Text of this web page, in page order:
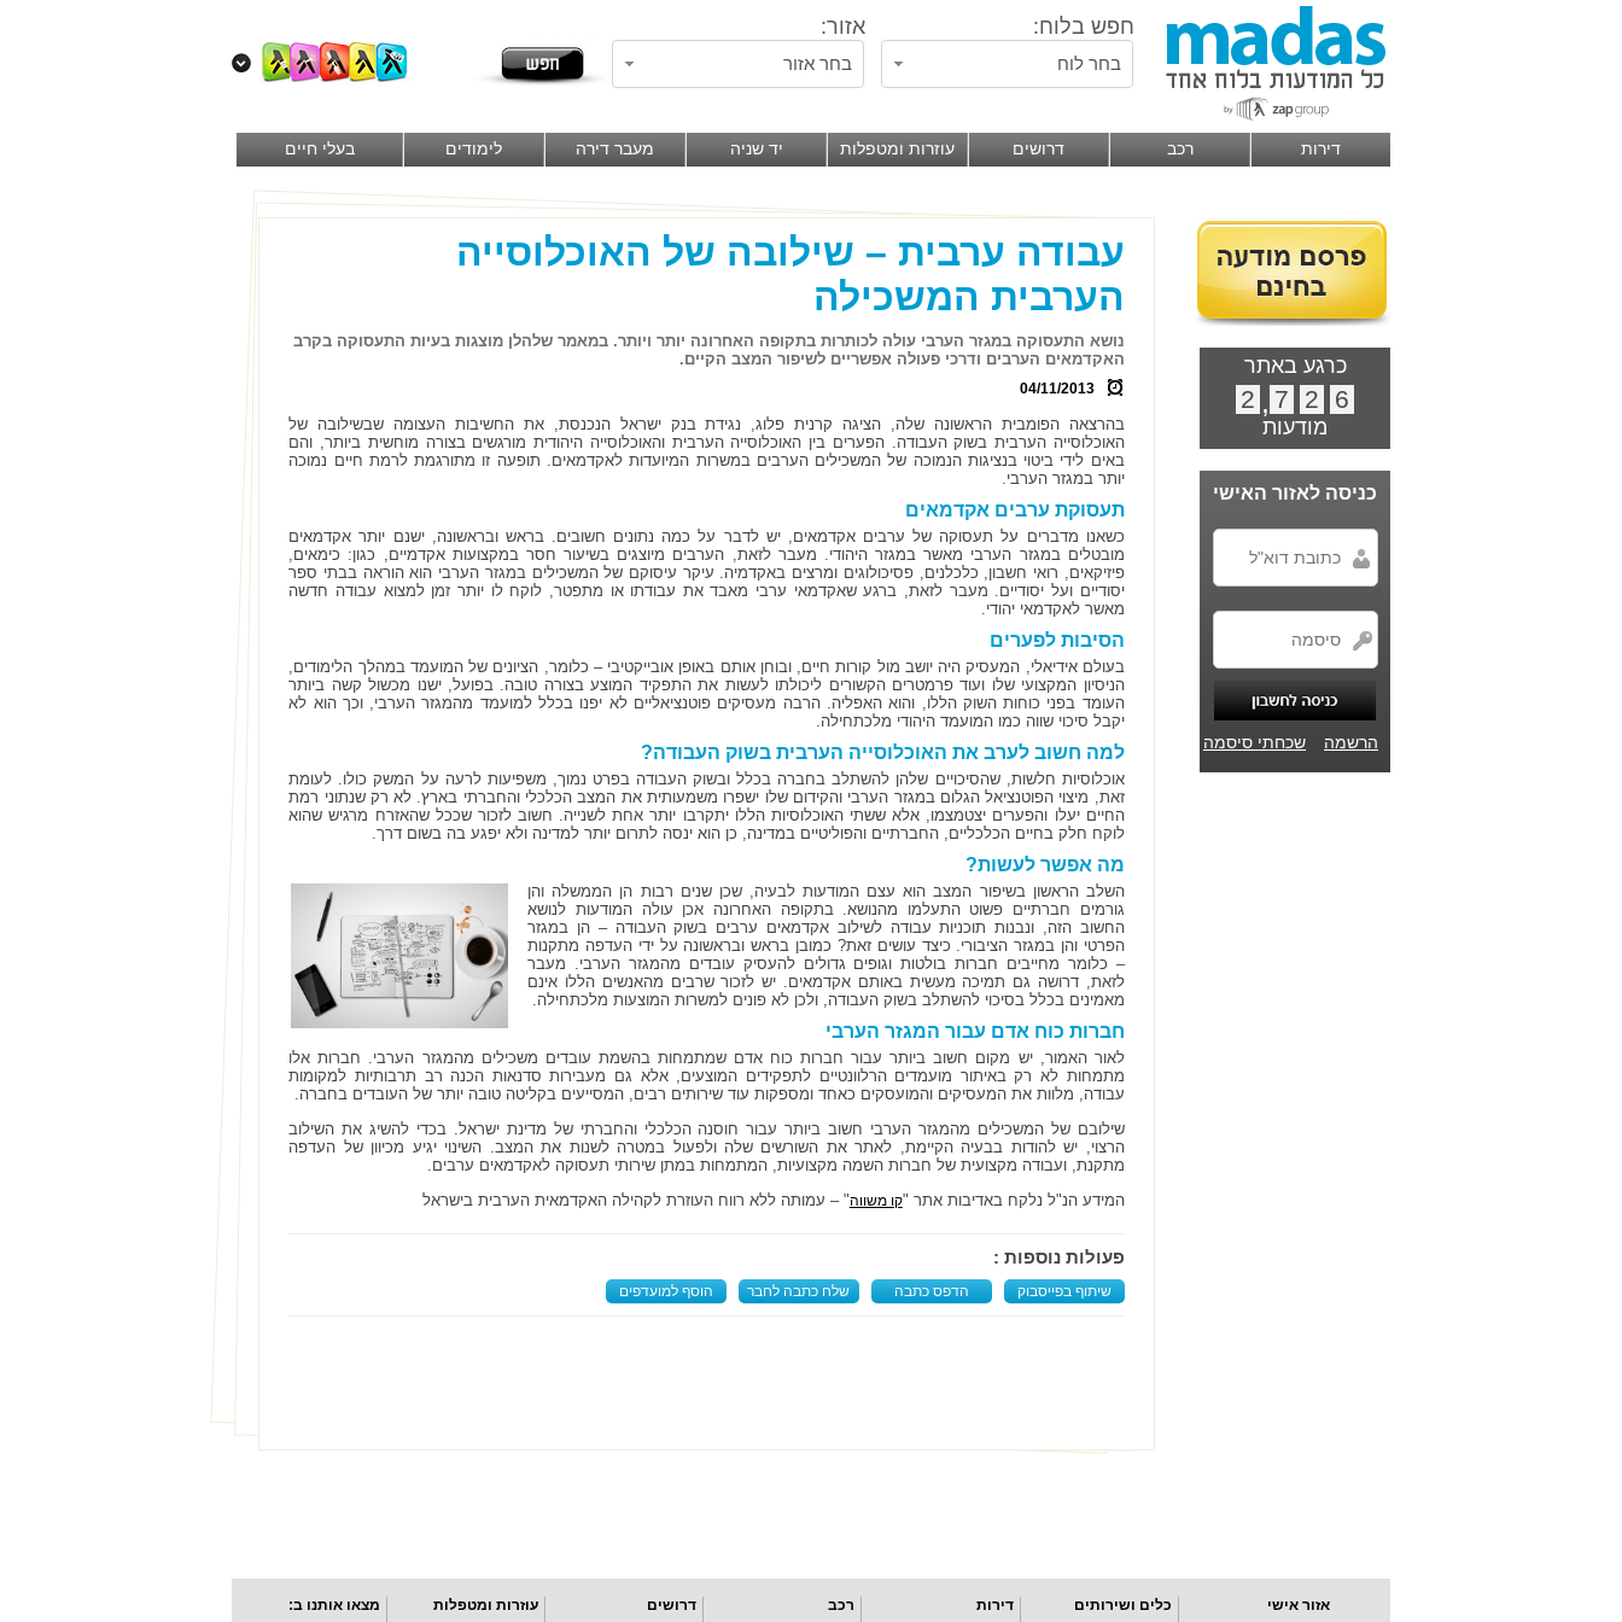
חפש בלוח: אזור:
בחר לוח בחר אזור
דירות רכב דרושים עוזרות ומטפלות יד שניה מעבר דירה לימודים בעלי חיים
כרגע באתר
6
2
7
,
2
מודעות
כניסה לאזור האישי
הרשמה שכחתי סיסמה
עבודה ערבית – שילובה של האוכלוסייה
הערבית המשכילה
נושא התעסוקה במגזר הערבי עולה לכותרות בתקופה האחרונה יותר ויותר. במאמר שלהלן מוצגות בעיות התעסוקה בקרב
האקדמאים הערבים ודרכי פעולה אפשריים לשיפור המצב הקיים.
04/11/2013
בהרצאה הפומבית הראשונה שלה, הציגה קרנית פלוג, נגידת בנק ישראל הנכנסת, את החשיבות העצומה שבשילובה של
האוכלוסייה הערבית בשוק העבודה. הפערים בין האוכלוסייה הערבית והאוכלוסייה היהודית מורגשים בצורה מוחשית ביותר, והם
באים לידי ביטוי בנציגות הנמוכה של המשכילים הערבים במשרות המיועדות לאקדמאים. תופעה זו מתורגמת לרמת חיים נמוכה
יותר במגזר הערבי.
תעסוקת ערבים אקדמאים
כשאנו מדברים על תעסוקה של ערבים אקדמאים, יש לדבר על כמה נתונים חשובים. בראש ובראשונה, ישנם יותר אקדמאים
מובטלים במגזר הערבי מאשר במגזר היהודי. מעבר לזאת, הערבים מיוצגים בשיעור חסר במקצועות אקדמיים, כגון: כימאים,
פיזיקאים, רואי חשבון, כלכלנים, פסיכולוגים ומרצים באקדמיה. עיקר עיסוקם של המשכילים במגזר הערבי הוא הוראה בבתי ספר
יסודיים ועל יסודיים. מעבר לזאת, ברגע שאקדמאי ערבי מאבד את עבודתו או מתפטר, לוקח לו יותר זמן למצוא עבודה חדשה
מאשר לאקדמאי יהודי.
הסיבות לפערים
בעולם אידיאלי, המעסיק היה יושב מול קורות חיים, ובוחן אותם באופן אובייקטיבי – כלומר, הציונים של המועמד במהלך הלימודים,
הניסיון המקצועי שלו ועוד פרמטרים הקשורים ליכולתו לעשות את התפקיד המוצע בצורה טובה. בפועל, ישנו מכשול קשה ביותר
העומד בפני כוחות השוק הללו, והוא האפליה. הרבה מעסיקים פוטנציאליים לא יפנו בכלל למועמד מהמגזר הערבי, וכך הוא לא
יקבל סיכוי שווה כמו המועמד היהודי מלכתחילה.
למה חשוב לערב את האוכלוסייה הערבית בשוק העבודה?
אוכלוסיות חלשות, שהסיכויים שלהן להשתלב בחברה בכלל ובשוק העבודה בפרט נמוך, משפיעות לרעה על המשק כולו. לעומת
זאת, מיצוי הפוטנציאל הגלום במגזר הערבי והקידום שלו ישפרו משמעותית את המצב הכלכלי והחברתי בארץ. לא רק שנתוני רמת
החיים יעלו והפערים יצטמצמו, אלא ששתי האוכלוסיות הללו יתקרבו יותר אחת לשנייה. חשוב לזכור שככל שהאזרח מרגיש שהוא
לוקח חלק בחיים הכלכליים, החברתיים והפוליטיים במדינה, כן הוא ינסה לתרום יותר למדינה ולא יפגע בה בשום דרך.
מה אפשר לעשות?
השלב הראשון בשיפור המצב הוא עצם המודעות לבעיה, שכן שנים רבות הן הממשלה והן
גורמים חברתיים פשוט התעלמו מהנושא. בתקופה האחרונה אכן עולה המודעות לנושא
החשוב הזה, ונבנות תוכניות עבודה לשילוב אקדמאים ערבים בשוק העבודה – הן במגזר
הפרטי והן במגזר הציבורי. כיצד עושים זאת? כמובן בראש ובראשונה על ידי העדפה מתקנות
– כלומר מחייבים חברות בולטות וגופים גדולים להעסיק עובדים מהמגזר הערבי. מעבר
לזאת, דרושה גם תמיכה מעשית באותם אקדמאים. יש לזכור שרבים מהאנשים הללו אינם
מאמינים בכלל בסיכוי להשתלב בשוק העבודה, ולכן לא פונים למשרות המוצעות מלכתחילה.
חברות כוח אדם עבור המגזר הערבי
לאור האמור, יש מקום חשוב ביותר עבור חברות כוח אדם שמתמחות בהשמת עובדים משכילים מהמגזר הערבי. חברות אלו
מתמחות לא רק באיתור מועמדים הרלוונטיים לתפקידים המוצעים, אלא גם מעבירות סדנאות הכנה רב תרבותיות למקומות
עבודה, מלוות את המעסיקים והמועסקים כאחד ומספקות עוד שירותים רבים, המסייעים בקליטה טובה יותר של העובדים בחברה.
שילובם של המשכילים מהמגזר הערבי חשוב ביותר עבור חוסנה הכלכלי והחברתי של מדינת ישראל. בכדי להשיג את השילוב
הרצוי, יש להודות בבעיה הקיימת, לאתר את השורשים שלה ולפעול במטרה לשנות את המצב. השינוי יגיע מכיוון של העדפה
מתקנת, ועבודה מקצועית של חברות השמה מקצועיות, המתמחות במתן שירותי תעסוקה לאקדמאים ערבים.
המידע הנ"ל נלקח באדיבות אתר "קו משווה" – עמותה ללא רווח העוזרת לקהילה האקדמאית הערבית בישראל
פעולות נוספות :
שיתוף בפייסבוק הדפס כתבה שלח כתבה לחבר הוסף למועדפים
אזור אישי כלים ושירותים דירות רכב דרושים עוזרות ומטפלות מצאו אותנו ב: